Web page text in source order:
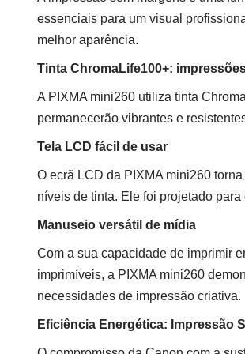
essenciais para um visual
melhor aparência.
Tinta ChromaLife100+:
A PIXMA mini260 utiliza tinta
permanecerão vibrantes e
Tela LCD fácil de usar
O ecrã LCD da PIXMA mini260
níveis de tinta. Ele foi projetado
Manuseio versátil de mídia
Com a sua capacidade de imprimir
imprimíveis, a PIXMA mini260
necessidades de impressão criativa.
Eficiência Energética: Impressão